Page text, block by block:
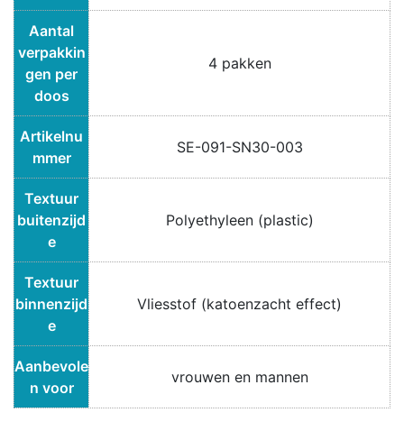
Aantal
verpakkin
gen per
doos
4 pakken
Artikelnu
mmer
SE-091-SN30-003
Textuur
buitenzijd
e
Polyethyleen (plastic)
Textuur
binnenzijd
e
Vliesstof (katoenzacht effect)
Aanbevole
n voor
vrouwen en mannen